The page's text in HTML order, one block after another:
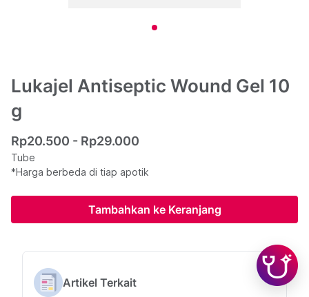
Lukajel Antiseptic Wound Gel 10
g
Rp20.500 - Rp29.000
Tube
*Harga berbeda di tiap apotik
Tambahkan ke Keranjang
Artikel Terkait